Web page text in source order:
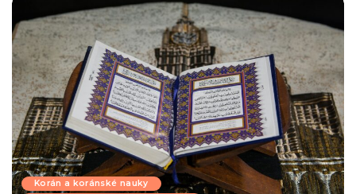
Korán a koránské nauky